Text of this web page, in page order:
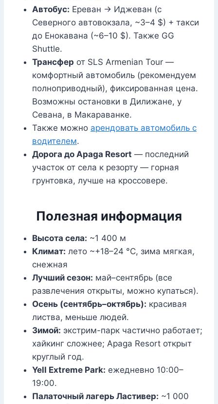
Автобус: Ереван → Иджеван (с
Северного автовокзала, ~3–4 $) + такси
до Енокавана (~6–10 $). Также GG
Shuttle.
Трансфер от SLS Armenian Tour —
комфортный автомобиль (рекомендуем
полноприводный), фиксированная цена.
Возможны остановки в Дилижане, у
Севана, в Макараванке.
Также можно арендовать автомобиль с
водителем.
Дорога до Apaga Resort — последний
участок от села к резорту — горная
грунтовка, лучше на кроссовере.
Полезная информация
Высота села: ~1 400 м
Климат: лето ~+18–24 °C, зима мягкая,
снежная
Лучший сезон: май–сентябрь (все
развлечения открыты, можно купаться).
Осень (сентябрь–октябрь): красивая
листва, меньше людей.
Зимой: экстрим-парк частично работает;
хайкинг сложнее; Apaga Resort открыт
круглый год.
Yell Extreme Park: ежедневно 10:00–
19:00.
Палаточный лагерь Ластивер: ~1 000